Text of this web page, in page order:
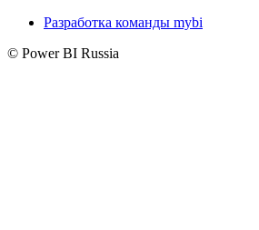
Разработка команды mybi
© Power BI Russia